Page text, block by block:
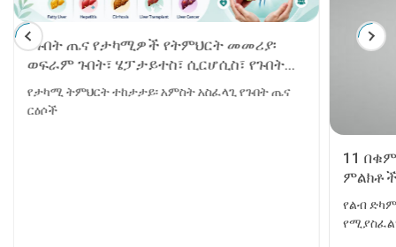
የጉበት ጤና የታካሚዎች የትምህርት መመሪያ፡
ወፍራም ጉበት፣ ሄፓታይተስ፣ ሲርሆሲስ፣ የጉበት
ንቅለ ተከላ እና የጉበት ካንሰር
የታካሚ ትምህርት ተከታታይ፡ አምስት አስፈላጊ የጉበት ጤና
ርዕሶች
11
የልብ